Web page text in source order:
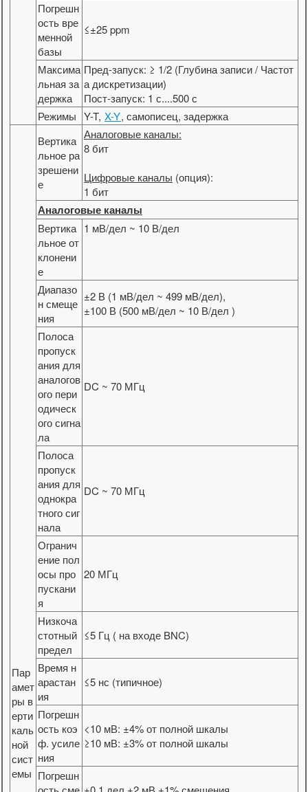
Погрешн
ость вре
менной
базы
≤±25 ppm
Максима
льная за
держка
Пред-запуск: ≥ 1/2 (Глубина записи / Частот
а дискретизации)
Пост-запуск: 1 с....500 с
Режимы Y-T, X-Y, самописец, задержка
Пар
амет
ры в
ерти
каль
ной
сист
емы
Вертика
льное ра
зрешени
е
Аналоговые каналы:
8 бит
Цифровые каналы (опция):
1 бит
Аналоговые каналы
Вертика
льное от
клонени
е
1 мВ/дел ~ 10 В/дел
Диапазо
н смеще
ния
±2 В (1 мВ/дел ~ 499 мВ/дел),
±100 В (500 мВ/дел ~ 10 В/дел )
Полоса
пропуск
ания для
аналогов
ого пери
одическ
ого сигна
ла
DC ~ 70 МГц
Полоса
пропуск
ания для
однокра
тного сиг
нала
DC ~ 70 МГц
Огранич
ение пол
осы про
пускани
я
20 МГц
Низкоча
стотный
предел
≤5 Гц ( на входе BNC)
Время н
арастан
ия
≤5 нс (типичное)
Погрешн
ость коэ
ф. усиле
ния
<10 мВ: ±4% от полной шкалы
≥10 мВ: ±3% от полной шкалы
Погрешн